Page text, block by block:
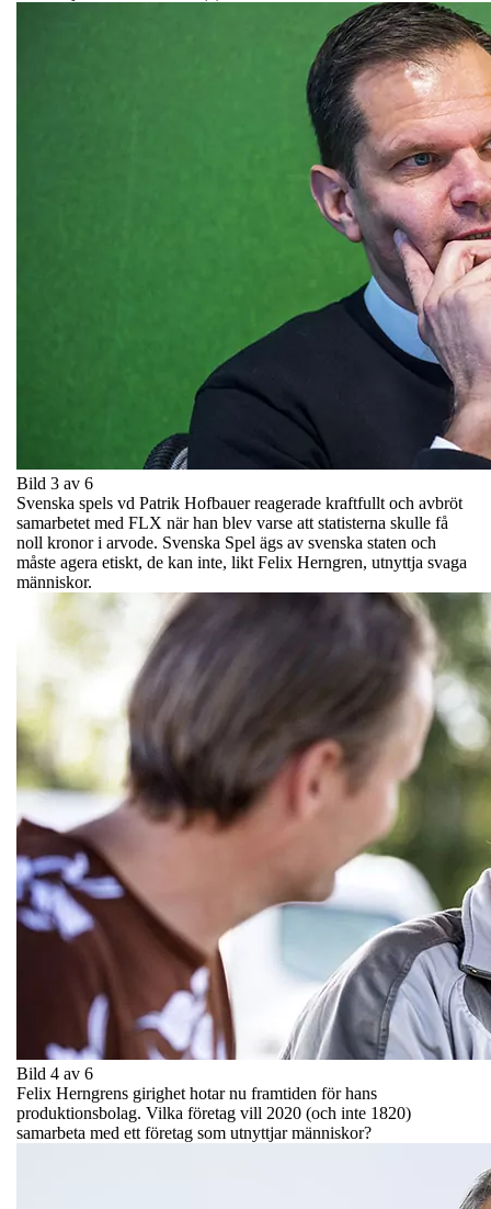
Bild 3 av 6
Svenska spels vd Patrik Hofbauer reagerade kraftfullt och avbröt
samarbetet med FLX när han blev varse att statisterna skulle få
noll kronor i arvode. Svenska Spel ägs av svenska staten och
måste agera etiskt, de kan inte, likt Felix Herngren, utnyttja svaga
människor.
Bild 4 av 6
Felix Herngrens girighet hotar nu framtiden för hans
produktionsbolag. Vilka företag vill 2020 (och inte 1820)
samarbeta med ett företag som utnyttjar människor?